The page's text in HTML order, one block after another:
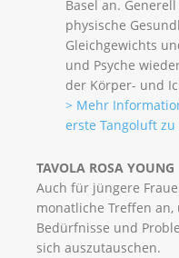
Basel an.
physische
Gleichgewichts
und Psyche
der Körper- und
> Mehr
erste Tangoluft
TAVOLA ROSA YOUNG
Auch für jüngere
monatliche Treffen
Bedürfnisse und
sich auszutauschen.